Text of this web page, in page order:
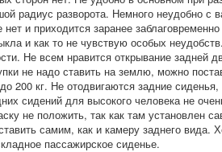
радиус разворота. Немного неудобно с
нет и приходится заранее
и как то не чувствую особых
Не всем нравится открывание задней
не надо ставить на землю, можно
200 кг. Не отодвигаются задние
сидений для высокого человека не
не положить, так как там установлен
самим, как и камеру заднего вида.
пассажирское сиденье.